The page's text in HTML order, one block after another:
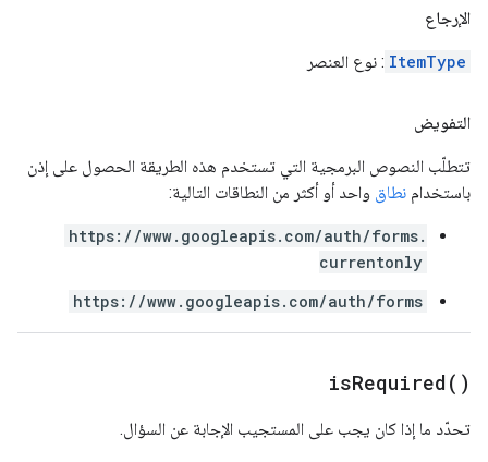
الإرجاع
ItemType : نوع العنصر
التفويض
تتطلّب النصوص البرمجية التي تستخدم هذه الطريقة الحصول على إذن
باستخدام نطاق واحد أو أكثر من النطاقات التالية:
https://www.googleapis.com/auth/forms.
currentonly
https://www.googleapis.com/auth/forms
isRequired( )
تحدّد ما إذا كان يجب على المستجيب الإجابة عن السؤال.